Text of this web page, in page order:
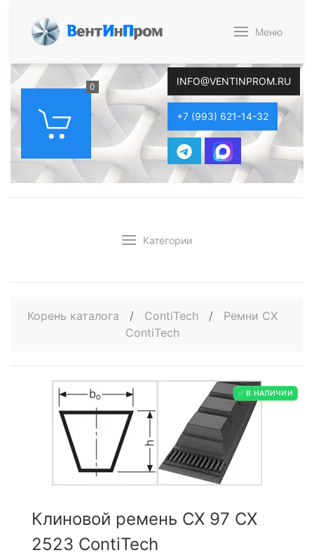
ВентИнПром Меню
0 INFO@VENTINPROM.RU
+7 (993) 621-14-32
Категории
Корень каталога / ContiTech /
Ремни CX
ContiTech
✅ В НАЛИЧИИ
Клиновой ремень CX 97 CX
2523 ContiTech